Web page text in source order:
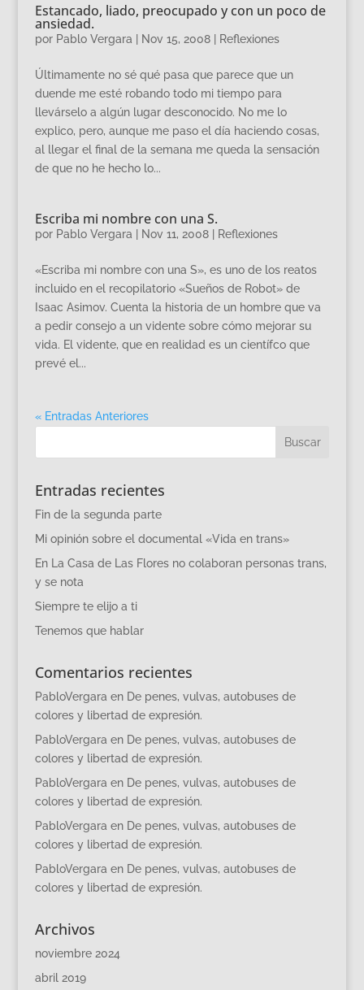
Estancado, liado, preocupado y con un poco de
ansiedad.
por Pablo Vergara Nov 15, 2008| Reflexiones
Últimamente no sé qué pasa que parece que un
duende me esté robando todo mi tiempo para
llevárselo a algún lugar desconocido. No me lo
explico, pero, aunque me paso el día haciendo cosas,
al llegar el final de la semana me queda la sensación
de que no he hecho lo...
Escriba mi nombre con una S.
por Pablo Vergara Nov 11, 2008| Reflexiones
«Escriba mi nombre con una S», es uno de los reatos
incluido en el recopilatorio «Sueños de Robot» de
Isaac Asimov. Cuenta la historia de un hombre que va
a pedir consejo a un vidente sobre cómo mejorar su
vida. El vidente, que en realidad es un científco que
prevé el...
« Entradas Anteriores
Entradas recientes
Fin de la segunda parte
Mi opinión sobre el documental «Vida en trans»
En La Casa de Las Flores no colaboran personas trans,
y se nota
Siempre te elijo a ti
Tenemos que hablar
Comentarios recientes
PabloVergara en De penes, vulvas, autobuses de
colores y libertad de expresión.
PabloVergara en De penes, vulvas, autobuses de
colores y libertad de expresión.
PabloVergara en De penes, vulvas, autobuses de
colores y libertad de expresión.
PabloVergara en De penes, vulvas, autobuses de
colores y libertad de expresión.
PabloVergara en De penes, vulvas, autobuses de
colores y libertad de expresión.
Archivos
noviembre 2024
abril 2019